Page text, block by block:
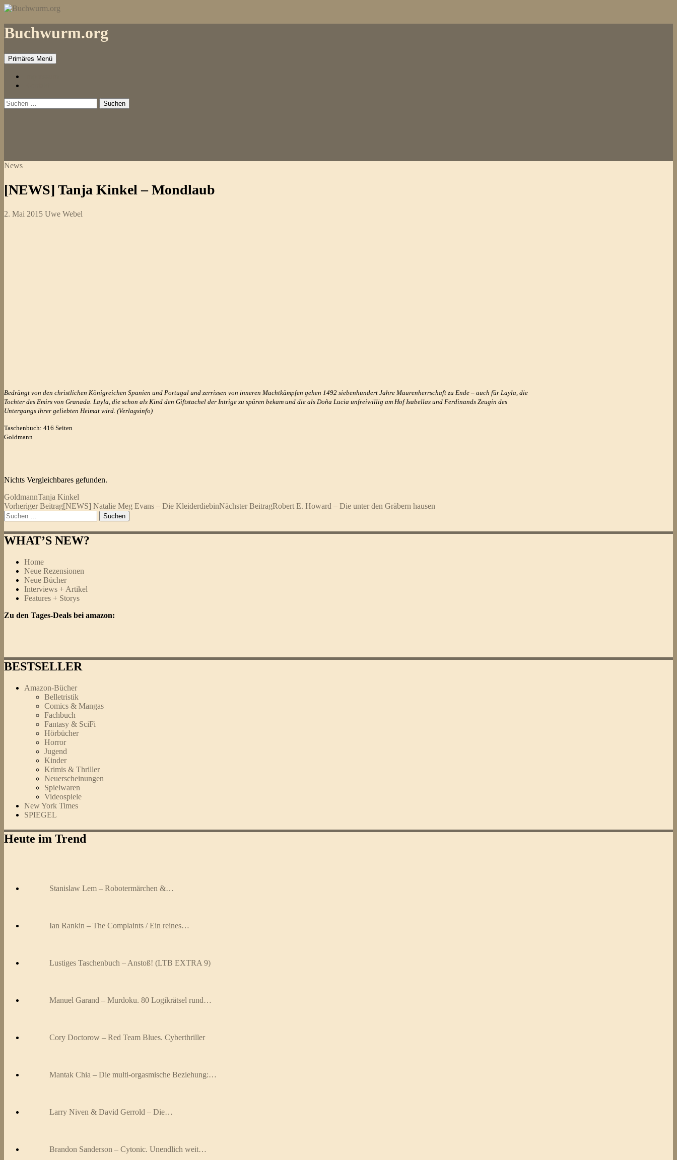
Zum
springen
Buchwurm.org
Primäres Menü
Suchen
nach:
News
[NEWS] Tanja Kinkel – Mondlaub
2. Mai 2015 Uwe Webel
Bedrängt von den christlichen Königreichen Spanien und Portugal und zerrissen von inneren Machtkämpfen gehen 1492 siebenhundert Jahre Maurenherrschaft zu Ende – auch für Layla, die
Tochter des Emirs von Granada. Layla, die schon als Kind den Giftstachel der Intrige zu spüren bekam und die als Doña Lucia unfreiwillig am Hof Isabellas und Ferdinands Zeugin des
Untergangs ihrer geliebten Heimat wird. (Verlagsinfo)
Taschenbuch: 416 Seiten
Goldmann
Nichts Vergleichbares gefunden.
GoldmannTanja Kinkel
Beitragsnavigation
Vorheriger Beitrag[NEWS] Natalie Meg Evans – Die KleiderdiebinNächster BeitragRobert E. Howard – Die unter den Gräbern hausen
Suchen
nach:
WHAT’S NEW?
Home
Neue Rezensionen
Neue Bücher
Interviews + Artikel
Features + Storys
Zu den Tages-Deals bei amazon:
BESTSELLER
Amazon-Bücher
Belletristik
Comics & Mangas
Fachbuch
Fantasy & SciFi
Hörbücher
Horror
Jugend
Kinder
Krimis & Thriller
Neuerscheinungen
Spielwaren
Videospiele
New York Times
SPIEGEL
Heute im Trend
Stanislaw Lem – Robotermärchen &…
Ian Rankin – The Complaints / Ein reines…
Lustiges Taschenbuch – Anstoß! (LTB EXTRA 9)
Manuel Garand – Murdoku. 80 Logikrätsel rund…
Cory Doctorow – Red Team Blues. Cyberthriller
Mantak Chia – Die multi-orgasmische Beziehung:…
Larry Niven & David Gerrold – Die…
Brandon Sanderson – Cytonic. Unendlich weit…